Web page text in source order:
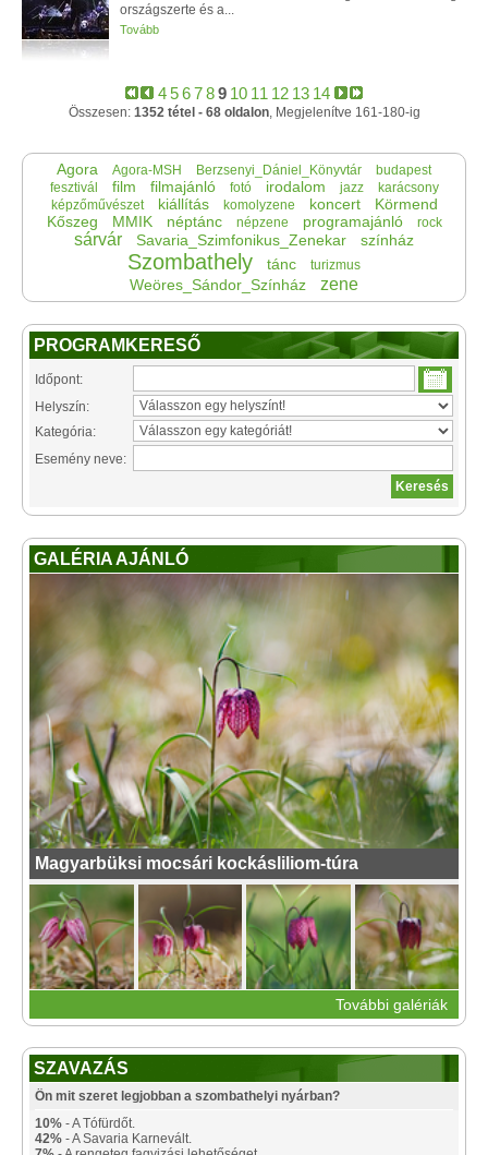
országszerte és a...
Tovább
456789 10 11 12 13 14
Összesen: 1352 tétel - 68 oldalon, Megjelenítve 161-180-ig
Agora Agora-MSH Berzsenyi_Dániel_Könyvtár
budapest
fesztivál
film filmajánló fotó irodalom jazz
karácsony
képzőművészet
kiállítás komolyzene koncert
Körmend
Kőszeg
MMIK néptánc népzene programajánló rock
sárvár Savaria_Szimfonikus_Zenekar színház
Szombathely tánc turizmus
Weöres_Sándor_Színház zene
PROGRAMKERESŐ
Időpont:
Helyszín:
Kategória:
Esemény neve:
GALÉRIA AJÁNLÓ
Magyarbüksi mocsári kockásliliom-túra
További galériák
SZAVAZÁS
Ön mit szeret legjobban a szombathelyi nyárban?
10% - A Tófürdőt.
42% - A Savaria Karnevált.